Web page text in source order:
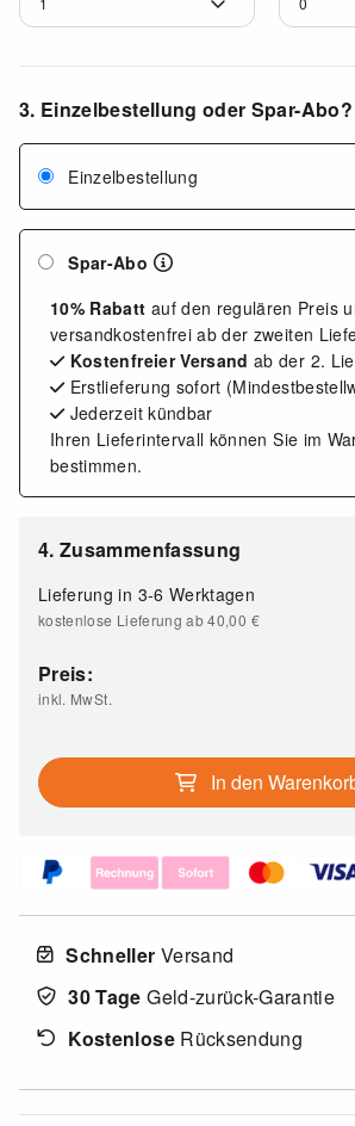
3. Einzelbestellung oder Spar-Abo?
Einzelbestellung
Spar-Abo
10% Rabatt auf den regulären Preis
versandkostenfrei ab der zweiten
Kostenfreier Versand ab der 2.
Erstlieferung sofort
Jederzeit kündbar
Ihren Lieferintervall können Sie im
bestimmen.
4. Zusammenfassung
Lieferung in 3-6 Werktagen
kostenlose Lieferung ab 40,00 €
Preis:
inkl. MwSt.
In den
Schneller Versand
30 Tage Geld-zurück-Garantie
KostenloseRücksendung